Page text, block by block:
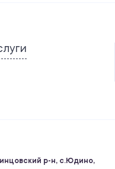
р-н, с.Юдино,